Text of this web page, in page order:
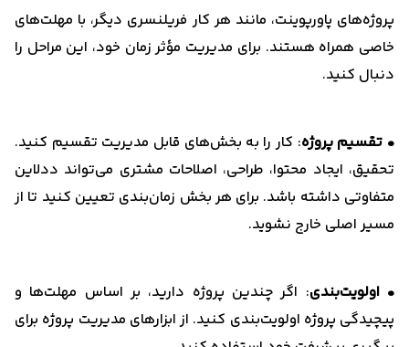
پروژه‌های پاورپوینت، مانند هر کار فریلنسری دیگر، با مهلت‌های
خاصی همراه هستند. برای مدیریت مؤثر زمان خود، این مراحل را
دنبال کنید.
• تقسیم پروژه: کار را به بخش‌های قابل مدیریت تقسیم کنید.
تحقیق، ایجاد محتوا، طراحی، اصلاحات مشتری می‌تواند ددلاین
متفاوتی داشته باشد. برای هر بخش زمان‌بندی تعیین کنید تا از
مسیر اصلی خارج نشوید.
• اولویت‌بندی: اگر چندین پروژه دارید، بر اساس مهلت‌ها و
پیچیدگی پروژه‌ اولویت‌بندی کنید. از ابزارهای مدیریت پروژه برای